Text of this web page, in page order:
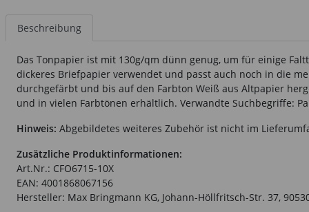
Beschreibung
Das Tonpapier ist mit 130g/qm dünn genug, um für einige
dickeres Briefpapier verwendet und passt auch noch in die
durchgefärbt und bis auf den Farbton Weiß aus Altpapier
und in vielen Farbtönen erhältlich. Verwandte Suchbegriffe:
Hinweis: Abgebildetes weiteres Zubehör ist nicht im
Zusätzliche Produktinformationen:
Art.Nr.: CFO6715-10X
EAN: 4001868067156
Hersteller: Max Bringmann KG, Johann-Höllfritsch-Str. 37,